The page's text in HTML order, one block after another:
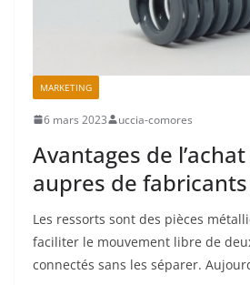
MARKETING
6 mars 2023 uccia-comores
Avantages de
aupres de
Les ressorts sont des pièces
faciliter le mouvement libre de
connectés sans les séparer.